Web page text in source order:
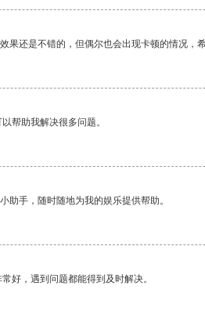
果还是不错的，但偶尔也会出现卡顿的情况，
帮助我解决很多问题。
助手，随时随地为我的娱乐提供帮助。
好，遇到问题都能得到及时解决。